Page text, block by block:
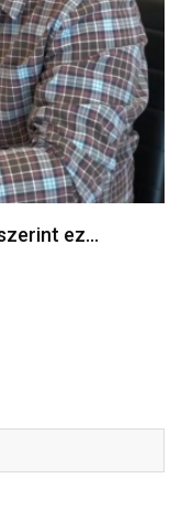
ez…